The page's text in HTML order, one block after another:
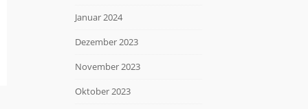
Januar 2024
Dezember 2023
November 2023
Oktober 2023